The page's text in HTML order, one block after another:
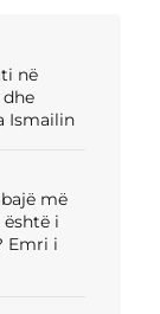
në
Ismailin
më
i
Emri i